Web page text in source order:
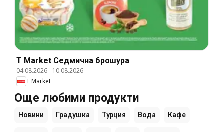
T Market Cедмична брошура
04.08.2026- 10.08.2026
T Market
Още любими продукти
Новини Градушка Турция Вода Кафе